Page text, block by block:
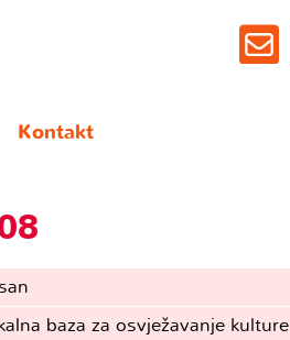
Kontakt
baza za osvježavanje kulture